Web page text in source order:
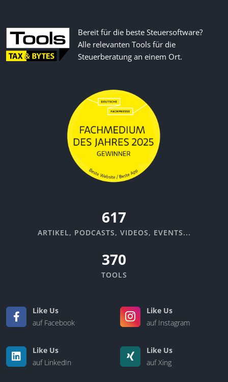
Bereit für die beste Steuersoftware?
Alle relevanten Tools für die
Steuerberatung an einem Ort.
670
ARTIKEL, PODCASTS, VIDEOS, EVENTS...
370
TOOLS
Like Us
auf Facebook
Like Us
auf Instagram
Like Us
auf LinkedIn
Like Us
auf Xing